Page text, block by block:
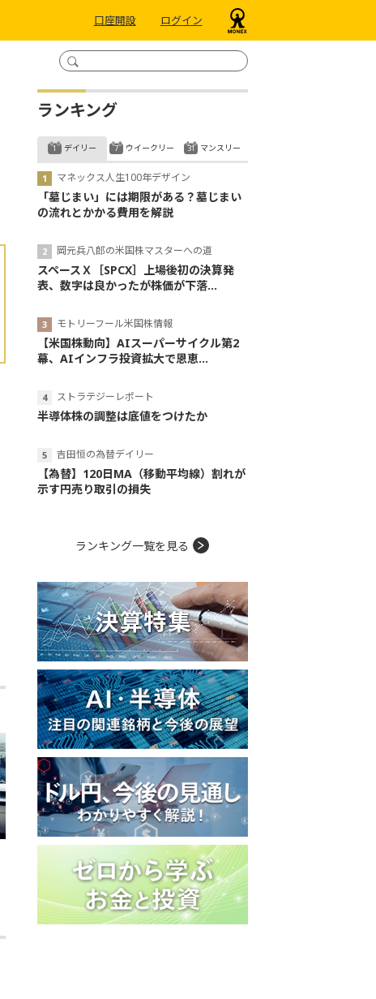
口座開設 ログイン
ランキング
デイリー
マネックス人生100年デザイン
「墓じまい」には期限がある？墓じまい
の流れとかかる費用を解説
岡元兵八郎の米国株マスターへの道
スペースＸ［SPCX］上場後初の決算発
表、数字は良かったが株価が下落...
モトリーフール米国株情報
【米国株動向】AIスーパーサイクル第2
幕、AIインフラ投資拡大で恩恵...
ストラテジーレポート
半導体株の調整は底値をつけたか
吉田恒の為替デイリー
【為替】120日MA（移動平均線）割れが
示す円売り取引の損失
ウイークリー マンスリー
ランキング一覧を見る